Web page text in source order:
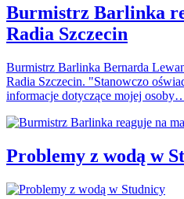
Burmistrz Barlinka
Radia Szczecin
Burmistrz Barlinka Bernarda
Radia Szczecin. "Stanowczo
informacje dotyczące mojej
Problemy z wodą w